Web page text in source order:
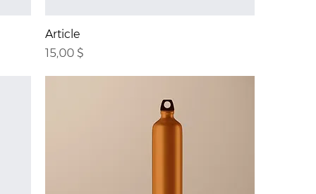
Article
Prix
15,00 $